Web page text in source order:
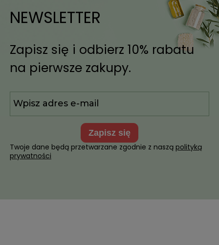
NEWSLETTER
Zapisz się i odbierz 10% rabatu
na pierwsze zakupy.
zapisz się
Twoje dane będą przetwarzane zgodnie z naszą polityką
prywatności